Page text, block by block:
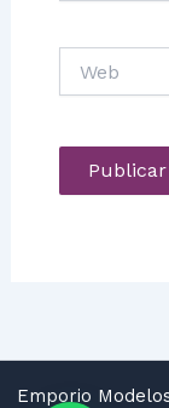
Emporio